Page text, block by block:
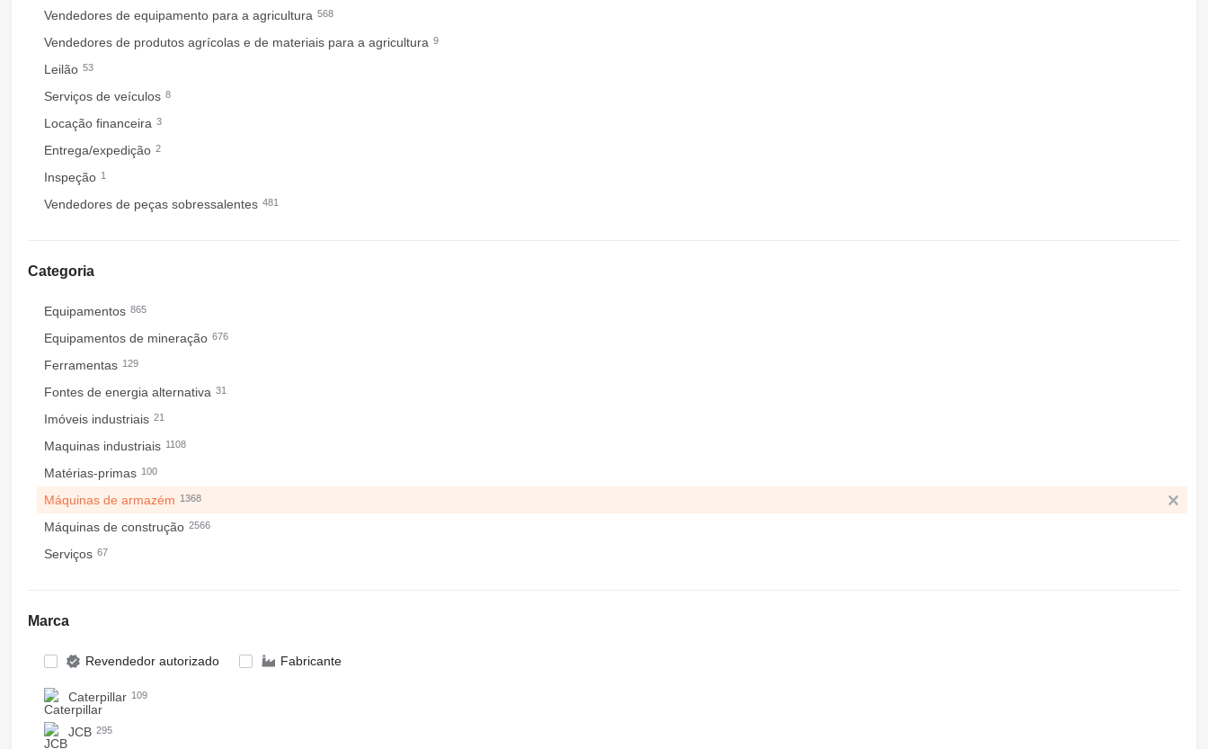
Vendedores de equipamento para a agricultura 568
Vendedores de produtos agrícolas e de materiais para a agricultura 9
Leilão 53
Serviços de veículos 8
Locação financeira 3
Entrega/expedição 2
Inspeção 1
Vendedores de peças sobressalentes 481
Categoria
Equipamentos 865
Equipamentos de mineração 676
Ferramentas 129
Fontes de energia alternativa 31
Imóveis industriais 21
Maquinas industriais 1108
Matérias-primas 100
Máquinas de armazém 1368
Máquinas de construção 2566
Serviços 67
Marca
Revendedor autorizado Fabricante
Caterpillar 109
JCB 295